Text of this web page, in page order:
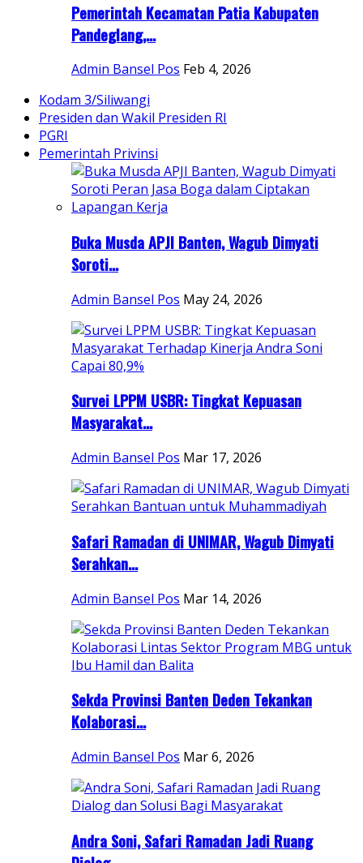
Pemerintah Kecamatan Patia Kabupaten
Pandeglang,...
Admin Bansel Pos Feb 4, 2026
Kodam 3/Siliwangi
Presiden dan Wakil Presiden RI
PGRI
Pemerintah Privinsi
Buka Musda APJI Banten, Wagub Dimyati
Soroti...
Admin Bansel Pos May 24, 2026
Survei LPPM USBR: Tingkat Kepuasan
Masyarakat...
Admin Bansel Pos Mar 17, 2026
Safari Ramadan di UNIMAR, Wagub Dimyati
Serahkan...
Admin Bansel Pos Mar 14, 2026
Sekda Provinsi Banten Deden Tekankan
Kolaborasi...
Admin Bansel Pos Mar 6, 2026
Andra Soni, Safari Ramadan Jadi Ruang